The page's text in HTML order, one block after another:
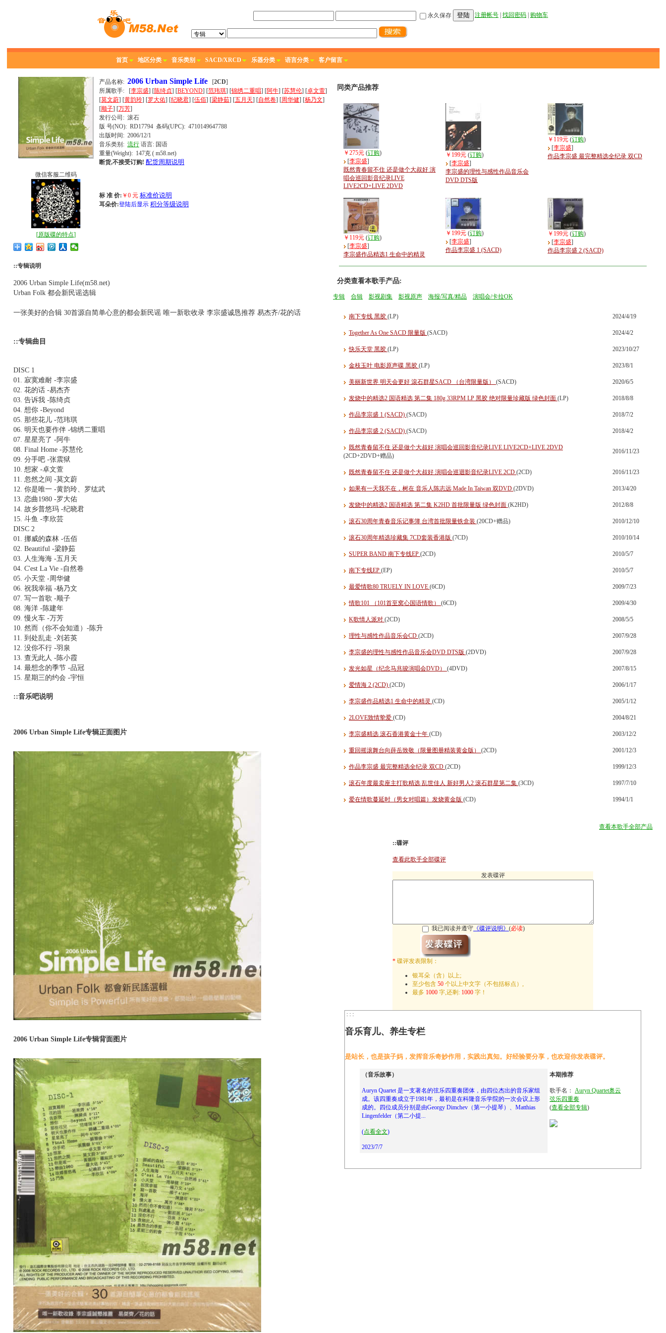
永久保存 登陆 注册帐号 找回密码 购物车
首页 地区分类 音乐类别 SACD/XRCD 乐器分类 语言分类 客户留言
产品名称: 2006 Urban Simple Life [2CD]
所属歌手: [李宗盛] [陈绮贞] [BEYOND] [范玮琪] [锦绣二重唱] [阿牛] [苏慧伦] [卓文萱]
[莫文蔚] [黄韵玲] [罗大佑] [纪晓君] [伍佰] [梁静茹] [五月天] [自然卷] [周华健] [杨乃文]
[顺子] [万芳]
发行公司: 滚石
版 号(NO): RD17794 条码(UPC): 4710149647788
出版时间: 2006/12/1
音乐类别: 流行 语言: 国语
重量(Weight): 147克 ( m58.net)
断货,不接受订购! 配货周期说明
标 准 价: ￥ 0 元 标准价说明
耳朵价:登陆后显示 积分等级说明
微信客服二维码
[原版碟的特点]
::专辑说明
2006 Urban Simple Life(m58.net)
Urban Folk 都会新民谣选辑
一张美好的合辑 30首源自简单心意的都会新民谣 唯一新歌收录 李宗盛诚恳推荐 易杰齐/花的话
::专辑曲目
DISC 1
01. 寂寞难耐 -李宗盛
02. 花的话 -易杰齐
03. 告诉我 -陈绮贞
04. 想你 -Beyond
05. 那些花儿 -范玮琪
06. 明天也要作伴 -锦绣二重唱
07. 星星亮了 -阿牛
08. Final Home -苏慧伦
09. 分手吧 -张震狱
10. 想家 -卓文萱
11. 忽然之间 -莫文蔚
12. 你是唯一 -黄韵玲、罗纮武
13. 恋曲1980 -罗大佑
14. 故乡普悠玛 -纪晓君
15. 斗鱼 -李欣芸
DISC 2
01. 挪威的森林 -伍佰
02. Beautiful -梁静茹
03. 人生海海 -五月天
04. C'est La Vie -自然卷
05. 小天堂 -周华健
06. 祝我幸福 -杨乃文
07. 写一首歌 -顺子
08. 海洋 -陈建年
09. 慢火车 -万芳
10. 然而（你不会知道）-陈升
11. 到处乱走 -刘若英
12. 没你不行 -羽泉
13. 查无此人 -陈小霞
14. 最想念的季节 -品冠
15. 星期三的约会 -宇恒
::音乐吧说明
2006 Urban Simple Life专辑正面图片
2006 Urban Simple Life专辑背面图片
同类产品推荐
￥275元 (订购)
[李宗盛]
既然青春留不住 还是做个大叔好 演
唱会巡回影音纪录LIVE
LIVE2CD+LIVE 2DVD
￥199元 (订购)
[李宗盛]
李宗盛的理性与感性作品音乐会
DVD DTS版
￥119元 (订购)
[李宗盛]
作品李宗盛 最完整精选全纪录 双CD
￥119元 (订购)
[李宗盛]
李宗盛作品精选1 生命中的精灵
￥199元 (订购)
[李宗盛]
作品李宗盛 1 (SACD)
￥199元 (订购)
[李宗盛]
作品李宗盛 2 (SACD)
分类查看本歌手产品:
专辑 合辑 影视剧集 影视原声 海报/写真/精品 演唱会/卡拉OK
南下专线 黑胶 (LP) 2024/4/19
Together As One SACD 限量版 (SACD) 2024/4/2
快乐天堂 黑胶 (LP) 2023/10/27
金枝玉叶 电影原声碟 黑胶 (LP) 2023/8/1
美丽新世界 明天会更好 滾石群星SACD （台湾限量版） (SACD) 2020/6/5
发烧中的精选2 国语精选 第二集 180g 33RPM LP 黑胶 绝对限量珍藏版 绿色封面 (LP) 2018/8/8
作品李宗盛 1 (SACD) (SACD) 2018/7/2
作品李宗盛 2 (SACD) (SACD) 2018/4/2
既然青春留不住 还是做个大叔好 演唱会巡回影音纪录LIVE LIVE2CD+LIVE 2DVD
(2CD+2DVD+赠品)
2016/11/23
既然青春留不住 还是做个大叔好 演唱会巡迴影音纪录LIVE 2CD (2CD) 2016/11/23
如果有一天我不在，树在 音乐人陈志远 Made In Taiwan 双DVD (2DVD) 2013/4/20
发烧中的精选2 国语精选 第二集 K2HD 首批限量版 绿色封面 (K2HD) 2012/8/8
滚石30周年青春音乐记事簿 台湾首批限量铁盒装 (20CD+赠品) 2010/12/10
滚石30周年精选珍藏集 7CD套装香港版 (7CD) 2010/10/14
SUPER BAND 南下专线EP (2CD) 2010/5/7
南下专线EP (EP) 2010/5/7
最爱情歌80 TRUELY IN LOVE (6CD) 2009/7/23
情歌101 （101首至窝心国语情歌） (6CD) 2009/4/30
K歌情人派对 (2CD) 2008/5/5
理性与感性作品音乐会CD (2CD) 2007/9/28
李宗盛的理性与感性作品音乐会DVD DTS版 (2DVD) 2007/9/28
发光如星（纪念马兆骏演唱会DVD） (4DVD) 2007/8/15
爱情海 2 (2CD) (2CD) 2006/1/17
李宗盛作品精选1 生命中的精灵 (CD) 2005/1/12
2LOVE致情挚爱 (CD) 2004/8/21
李宗盛精选 滚石香港黄金十年 (CD) 2003/12/2
重回摇滚舞台向薛岳致敬（限量图册精装黄金版） (2CD) 2001/12/3
作品李宗盛 最完整精选全纪录 双CD (2CD) 1999/12/3
滚石年度最卖座主打歌精选 乱世佳人 新好男人2 滚石群星第二集 (3CD) 1997/7/10
爱在情歌蔓延时（男女对唱篇）发烧黄金版 (CD) 1994/1/1
查看本歌手全部产品
::碟评
查看此歌手全部碟评
发表碟评
我已阅读并遵守 《碟评说明 》 (必读)
* 碟评发表限制：
银耳朵（含）以上;
至少包含 50 个以上中文字（不包括标点）,
最多 1000 字,还剩: 1000 字！
: : :
音乐育儿、养生专栏
是站长，也是孩子妈，发挥音乐奇妙作用，实践出真知。好经验要分享，也欢迎你发表碟评。
（音乐故事）
Auryn Quartet 是一支著名的弦乐四重奏团体，由四位杰出的音乐家组
成。该四重奏成立于1981年，最初是在科隆音乐学院的一次会议上形
成的。四位成员分别是由Georgy Dimchev（第一小提琴）、Matthias
Lingenfelder（第二小提...
(点看全文)
2023/7/7
本期推荐
歌手名： Auryn Quartet奥云
弦乐四重奏
(查看全部专辑)